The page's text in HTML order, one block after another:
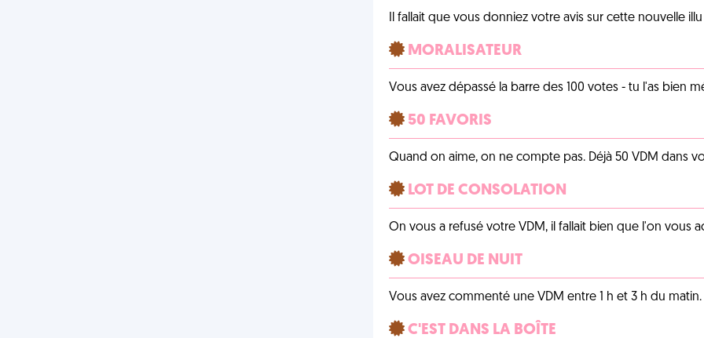
Il fallait que vous donniez votre avis sur cette nouvelle
MORALISATEUR
Vous avez dépassé la barre des 100 votes - tu l'as bien
50 FAVORIS
Quand on aime, on ne compte pas. Déjà 50 VDM dans
LOT DE CONSOLATION
On vous a refusé votre VDM, il fallait bien que l'on vous
OISEAU DE NUIT
Vous avez commenté une VDM entre 1 h et 3 h du matin.
C'EST DANS LA BOÎTE